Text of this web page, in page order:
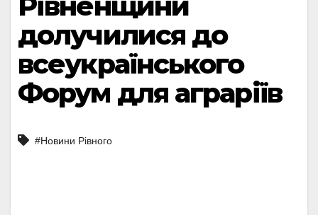
долучилися до
всеукраїнського
Форум для аграріїв
#Новини Рівного